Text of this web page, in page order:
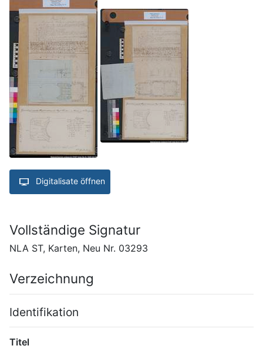
Digitalisate öffnen
Vollständige Signatur
NLA ST, Karten, Neu Nr. 03293
Verzeichnung
Identifikation
Titel